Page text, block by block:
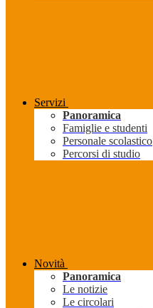
Servizi
Panoramica
Famiglie e studenti
Personale scolastico
Percorsi di studio
Novità
Panoramica
Le notizie
Le circolari